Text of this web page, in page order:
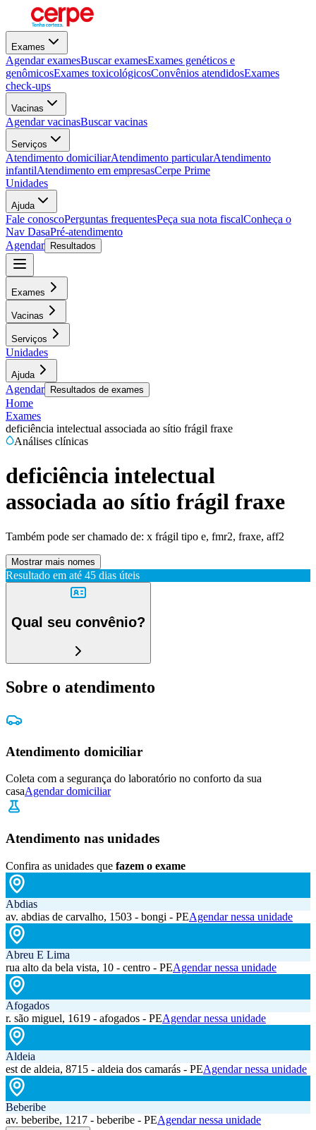
Exames
Agendar examesBuscar examesExames genéticos e
genômicosExames toxicológicosConvênios atendidosExames
check-ups
Vacinas
Agendar vacinasBuscar vacinas
Serviços
Atendimento domiciliarAtendimento particularAtendimento
infantilAtendimento em empresasCerpe Prime
Unidades
Ajuda
Fale conoscoPerguntas frequentesPeça sua nota fiscalConheça o
Nav DasaPré-atendimento
Agendar
Resultados
Exames
Vacinas
Serviços
Unidades
Ajuda
Agendar Resultados de exames
Home
Exames
deficiência intelectual associada ao sítio frágil fraxe
Análises clínicas
deficiência intelectual
associada ao sítio frágil fraxe
Também pode ser chamado de: x frágil tipo e, fmr2, fraxe, aff2
Mostrar mais nomes
Resultado em até 45 dias úteis
Qual seu convênio?
Sobre o atendimento
Atendimento domiciliar
Coleta com a segurança do laboratório no conforto da sua
casaAgendar domiciliar
Atendimento nas unidades
Confira as unidades que fazem o exame
Abdias
av. abdias de carvalho, 1503 - bongi - PEAgendar nessa unidade
Abreu E Lima
rua alto da bela vista, 10 - centro - PEAgendar nessa unidade
Afogados
r. são miguel, 1619 - afogados - PEAgendar nessa unidade
Aldeia
est de aldeia, 8715 - aldeia dos camarás - PEAgendar nessa unidade
Beberibe
av. beberibe, 1217 - beberibe - PEAgendar nessa unidade